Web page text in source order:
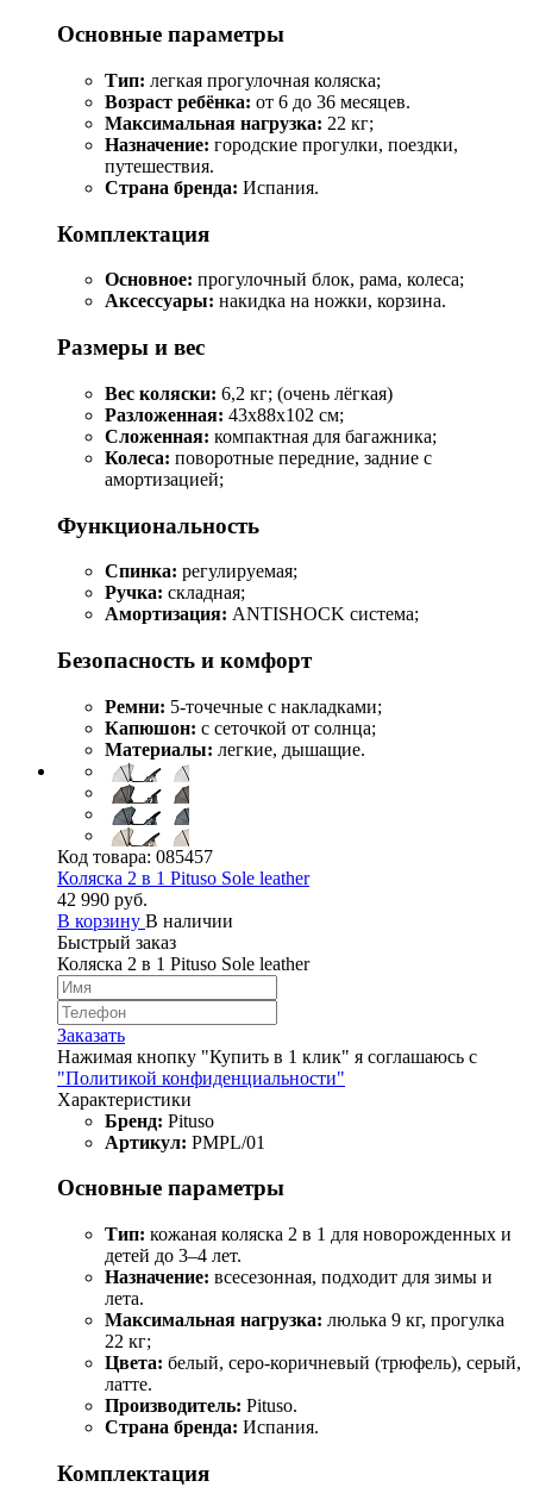
Основные параметры
Тип: легкая прогулочная коляска;
Возраст ребёнка: от 6 до 36 месяцев.
Максимальная нагрузка: 22 кг;
Назначение: городские прогулки, поездки,
путешествия.
Страна бренда: Испания.
Комплектация
Основное: прогулочный блок, рама, колеса;
Аксессуары: накидка на ножки, корзина.
Размеры и вес
Вес коляски: 6,2 кг; (очень лёгкая)
Разложенная: 43x88x102 см;
Сложенная: компактная для багажника;
Колеса: поворотные передние, задние с
амортизацией;
Функциональность
Спинка: регулируемая;
Ручка: складная;
Амортизация: ANTISHOCK система;
Безопасность и комфорт
Ремни: 5-точечные с накладками;
Капюшон: с сеточкой от солнца;
Материалы: легкие, дышащие.
Код товара: 085457
Коляска 2 в 1 Pituso Sole leather
42 990 руб.
В корзину В наличии
Быстрый заказ
Коляска 2 в 1 Pituso Sole leather
Заказать
Нажимая кнопку "Купить в 1 клик" я соглашаюсь с
"Политикой конфиденциальности"
Характеристики
Бренд: Pituso
Артикул: PMPL/01
Основные параметры
Тип: кожаная коляска 2 в 1 для новорожденных и
детей до 3–4 лет.
Назначение: всесезонная, подходит для зимы и
лета.
Максимальная нагрузка: люлька 9 кг, прогулка
22 кг;
Цвета: белый, серо-коричневый (трюфель), серый,
латте.
Производитель: Pituso.
Страна бренда: Испания.
Комплектация